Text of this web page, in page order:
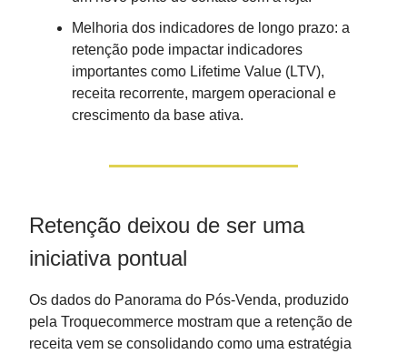
Melhoria dos indicadores de longo prazo: a
retenção pode impactar indicadores
importantes como Lifetime Value (LTV),
receita recorrente, margem operacional e
crescimento da base ativa.
Retenção deixou de ser uma
iniciativa pontual
Os dados do Panorama do Pós-Venda, produzido
pela Troquecommerce mostram que a retenção de
receita vem se consolidando como uma estratégia